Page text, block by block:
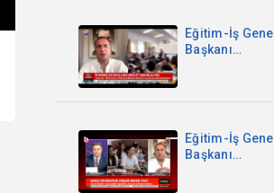
Eğitim-İş Genel
Başkanı
Zorunluluğu -
Sözcü TV
Eğitim-İş Genel
Başkanı